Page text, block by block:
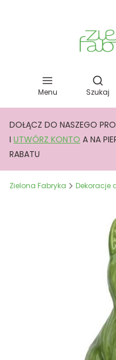
Menu Szukaj
DOŁĄCZ DO NASZEGO
I UTWÓRZ KONTO A NA
RABATU
Zielona Fabryka Dekoracje